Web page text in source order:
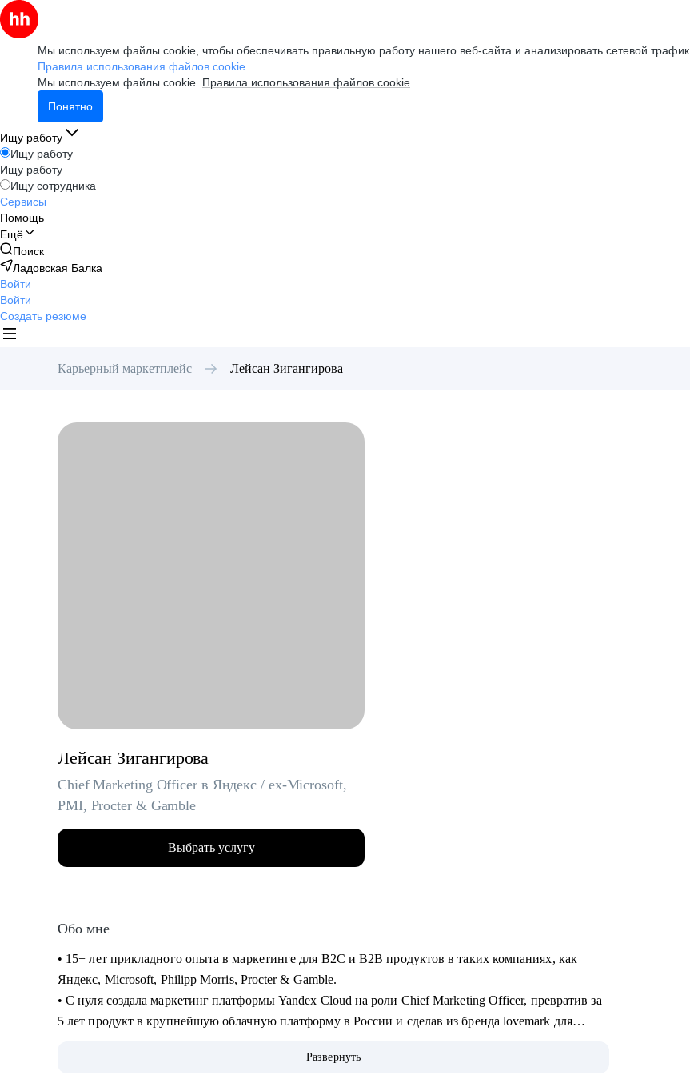
Мы используем файлы cookie, чтобы обеспечивать правильную работу нашего веб-сайта и анализировать сетевой трафик.
Правила использования файлов cookie
Мы используем файлы cookie. Правила использования файлов cookie
Понятно
Ищу работу
Ищу работу
Ищу работу
Ищу сотрудника
Сервисы
Помощь
Ещё
Поиск
Ладовская Балка
Войти
Войти
Создать резюме
Карьерный маркетплейс Лейсан Зигангирова
Лейсан Зигангирова
Chief Marketing Officer в Яндекс / ex-Microsoft,
PMI, Procter & Gamble
Выбрать услугу
Обо мне
• 15+ лет прикладного опыта в маркетинге для B2C и B2B продуктов в таких компаниях, как
Яндекс, Microsoft, Philipp Morris, Procter & Gamble.
• С нуля создала маркетинг платформы Yandex Cloud на роли Сhief Marketing Officer, превратив за
5 лет продукт в крупнейшую облачную платформу в России и сделав из бренда lovemark для
• Обладаю глубоким пониманием технологий и языка инженеров и разработчиков и умею
Развернуть